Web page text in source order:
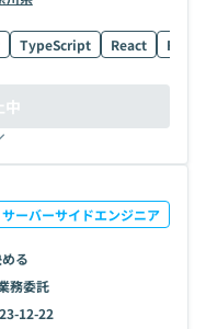
TypeScript React Figma
中
サーバーサイドエンジニア
る
務委託
12-22